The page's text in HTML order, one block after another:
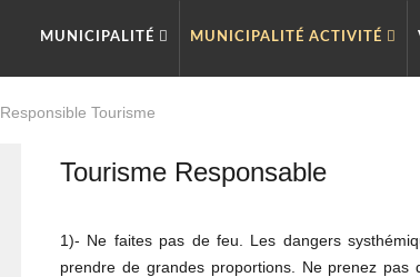
MUNICIPALITÉ MUNICIPALITÉ ACTIVITÉ
Responsible Tourisme
Tourisme Responsable
1)- Ne faites pas de feu. Les dangers
prendre de grandes proportions. Ne prenez